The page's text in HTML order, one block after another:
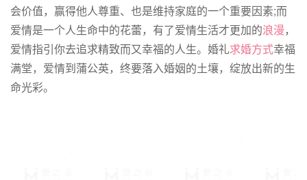
会价值，赢得他人尊重、也是维持家庭的一个重要因素;而
爱情是一个人生命中的花蕾，有了爱情生活才更加的浪漫，
爱情指引你去追求精致而又幸福的人生。婚礼求婚方式幸福
满堂，爱情到蒲公英，终要落入婚姻的土壤，绽放出新的生
命光彩。